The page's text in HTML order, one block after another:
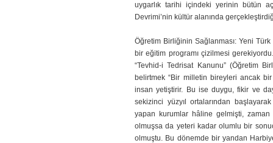
uygarlık tarihi içindeki yerinin bütün
Devrimi’nin kültür alanında
Öğretim Birliğinin Sağlanması: Yeni
bir eğitim programı çizilmesi
“Tevhid-i Tedrisat Kanu­nu” (Öğretim
belirtmek “Bir milletin bireyleri ancak
insan yetiştirir. Bu ise duygu, fikir ve
sekizinci yüzyıl ortalarından
yapan kurumlar hâline gelmişti, zaman
olmuşsa da yeteri kadar olumlu bir
olmuştu. Bu dönemde bir yandan